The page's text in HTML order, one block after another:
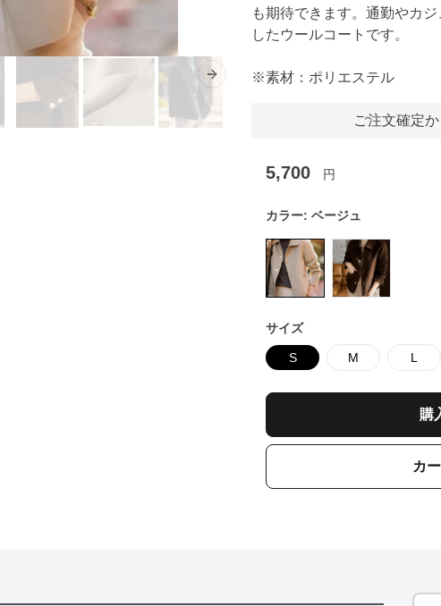
Next slide
も期待できます。通勤やカ
したウールコートです。
※素材：ポリエステル
ご注文確定
5,700 円
カラー: ベージュ
サイズ
S M L
購
カ